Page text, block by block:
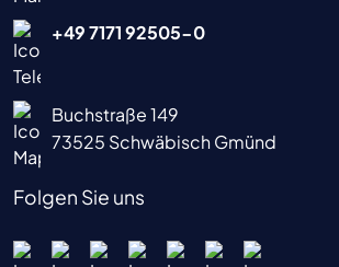
+49 7171 92505-0
Buchstraße 149
73525 Schwäbisch Gmünd
Folgen Sie uns